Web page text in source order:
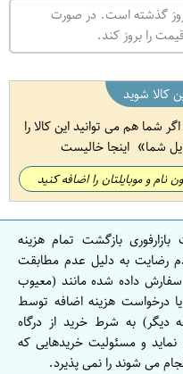
روز گذشته است. در صورت
را بروز کند.
کالا شوید
شما هم می توانید این کالا را
شما اینجا خالیست
نام و موبایلتان را اضافه کنید
بازگشت تمام هزینه
رضایت به دلیل عدم مطابقت
سفارش داده شده مانند (معیوب
درخواست هزینه اضافه توسط
دیگر) به شرط خرید از درگاه
و مسئولیت خریدهایی که
می شوند را نمی پذیرد.